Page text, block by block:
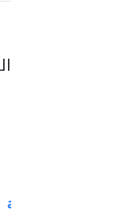
accurate bldh cont..